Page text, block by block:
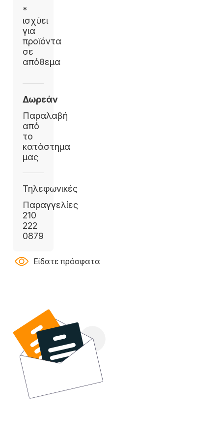
*
ισχύει
για
προϊόντα
σε
απόθεμα
Δωρεάν
Παραλαβή
από
το
κατάστημα
μας
Τηλεφωνικές
Παραγγελίες
210
222
0879
Είδατε πρόσφατα